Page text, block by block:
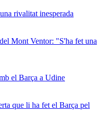
rivalitat inesperada
Mont Ventor: "S'ha fet una
el Barça a Udine
que li ha fet el Barça pel